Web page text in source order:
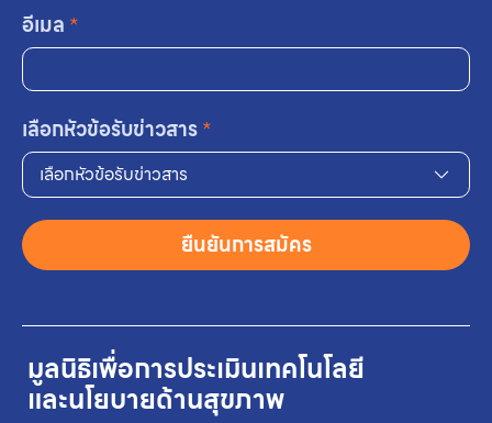
มูลนิธิเพื่อการประเมินเทคโนโลยี
และนโยบายด้านสุขภาพ
อีเมล *
เลือกหัวข้อรับข่าวสาร*
เลือกหัวข้อรับข่าวสาร
ยืนยันการสมัคร